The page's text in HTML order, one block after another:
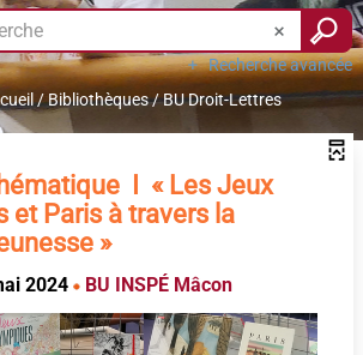
Recherche avancée
/Bibliothèques/BU Droit-Lettres
I « Les Jeux
et Paris à travers la
»
2024 BU INSPÉ Mâcon